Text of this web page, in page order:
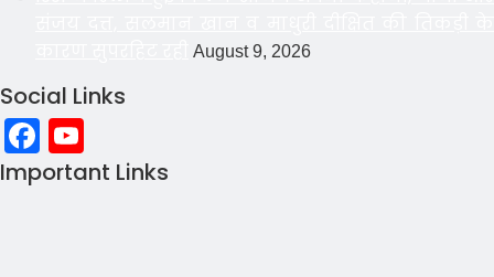
August 9, 2026
Social Links
Facebook
Important Links